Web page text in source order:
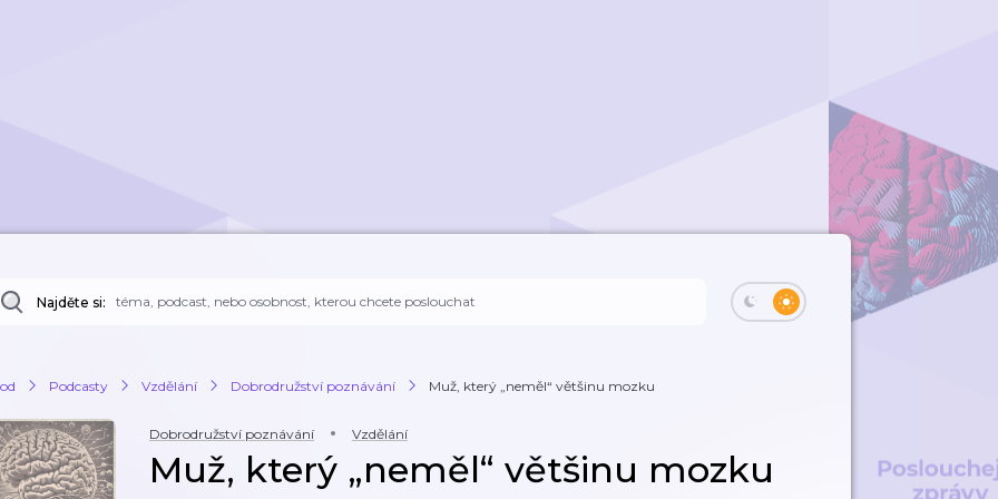
Najděte si:
Podcasty Vzdělání Dobrodružství poznávání Muž, který „neměl“ většinu mozku
Dobrodružství poznávání Vzdělání
Muž, který „neměl“ většinu mozku